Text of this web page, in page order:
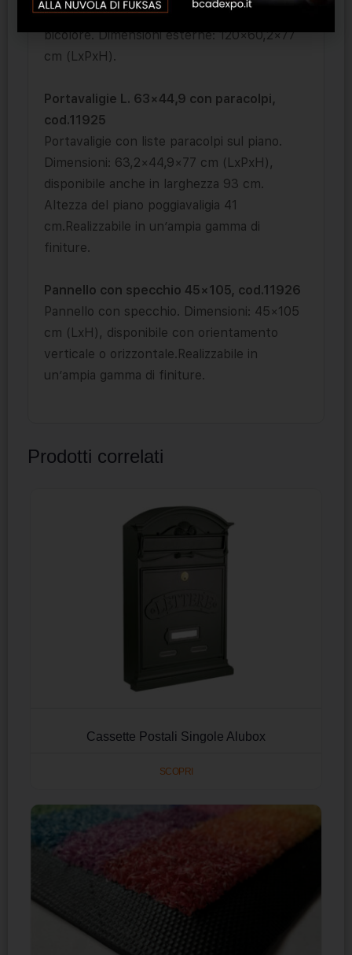
scrivanie con sportello, monocolore o
bicolore. Dimensioni esterne: 120×60,2×77
cm (LxPxH).
Portavaligie L. 63×44,9 con paracolpi,
cod.11925
Portavaligie con liste paracolpi sul piano.
Dimensioni: 63,2×44,9×77 cm (LxPxH),
disponibile anche in larghezza 93 cm.
Altezza del piano poggiavaligia 41
cm.Realizzabile in un’ampia gamma di
finiture.
Pannello con specchio 45×105, cod.11926
Pannello con specchio. Dimensioni: 45×105
cm (LxH), disponibile con orientamento
verticale o orizzontale.Realizzabile in
un’ampia gamma di finiture.
Prodotti correlati
Cassette Postali Singole Alubox
SCOPRI